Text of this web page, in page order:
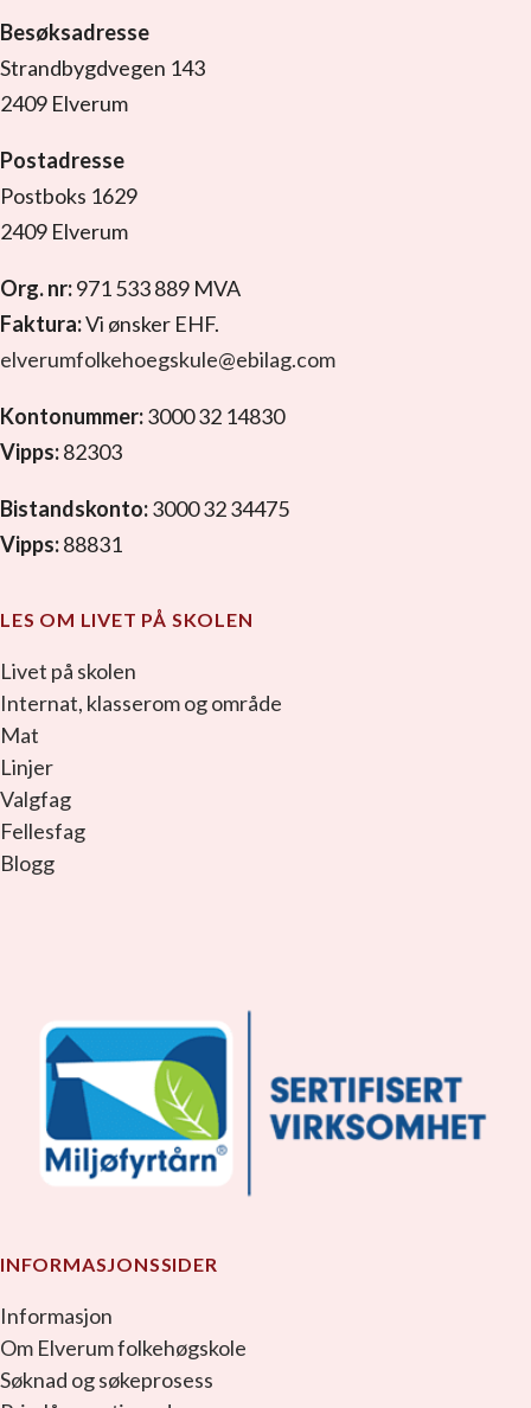
Besøksadresse
Strandbygdvegen 143
2409 Elverum
Postadresse
Postboks 1629
2409 Elverum
Org. nr:971 533 889 MVA
Faktura:Vi ønsker EHF.
elverumfolkehoegskule@ebilag.com
Kontonummer:3000 32 14830
Vipps:82303
Bistandskonto:3000 32 34475
Vipps:88831
LES OM LIVET PÅ SKOLEN
Livet på skolen
Internat, klasserom og område
Mat
Linjer
Valgfag
Fellesfag
Blogg
INFORMASJONSSIDER
Informasjon
Om Elverum folkehøgskole
Søknad og søkeprosess